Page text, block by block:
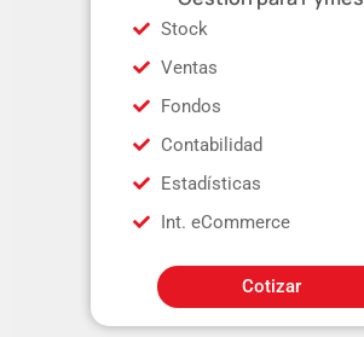
Stock
Ventas
Fondos
Contabilidad
Estadísticas
Int. eCommerce
Cotizar